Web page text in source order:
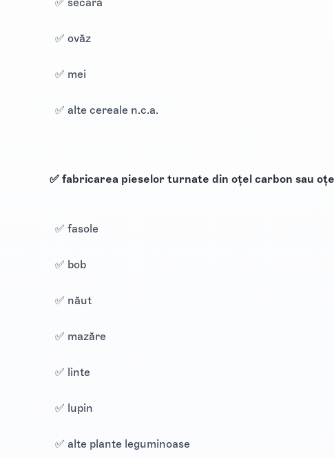
✅ ovăz
✅ mei
✅ alte cereale n.c.a.
✅ fabricarea pieselor turnate din oțel carbon sau
✅ fasole
✅ bob
✅ năut
✅ mazăre
✅ linte
✅ lupin
✅ alte plante leguminoase